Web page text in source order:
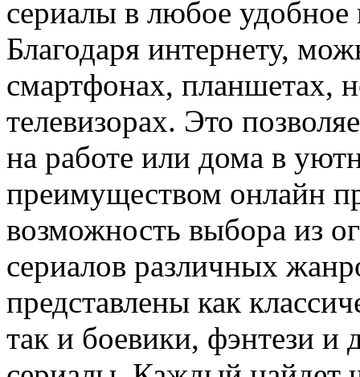
сериалы в любое
Благодаря интернету,
смартфонах, планшетах,
телевизорах. Это
на работе или дома в
преимуществом онлайн
возможность выбора из
сериалов различных
представлены как
так и боевики, фэнтези и